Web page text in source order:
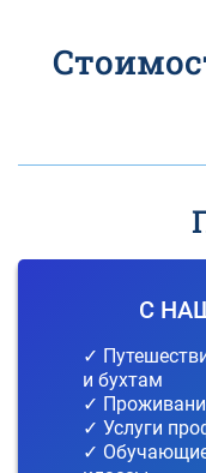
С
✓
и бухтам
✓
✓ Услуги
✓